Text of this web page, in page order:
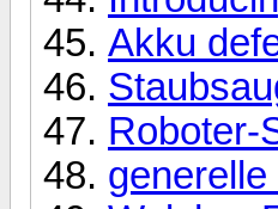
Akku
Roboter-